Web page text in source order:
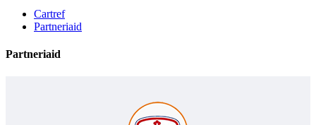
Cartref
Partneriaid
Partneriaid